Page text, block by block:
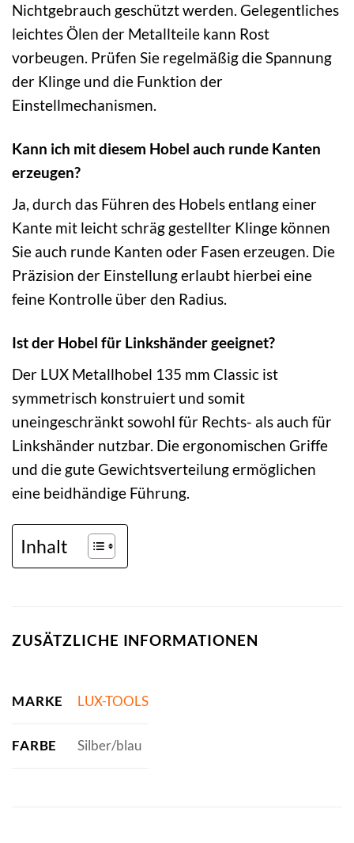
Nichtgebrauch geschützt werden. Gelegentliches
leichtes Ölen der Metallteile kann Rost
vorbeugen. Prüfen Sie regelmäßig die Spannung
der Klinge und die Funktion der
Einstellmechanismen.
Kann ich mit diesem Hobel auch runde Kanten
erzeugen?
Ja, durch das Führen des Hobels entlang einer
Kante mit leicht schräg gestellter Klinge können
Sie auch runde Kanten oder Fasen erzeugen. Die
Präzision der Einstellung erlaubt hierbei eine
feine Kontrolle über den Radius.
Ist der Hobel für Linkshänder geeignet?
Der LUX Metallhobel 135 mm Classic ist
symmetrisch konstruiert und somit
uneingeschränkt sowohl für Rechts- als auch für
Linkshänder nutzbar. Die ergonomischen Griffe
und die gute Gewichtsverteilung ermöglichen
eine beidhändige Führung.
Inhalt
ZUSÄTZLICHE INFORMATIONEN
MARKE LUX-TOOLS
FARBE Silber/blau